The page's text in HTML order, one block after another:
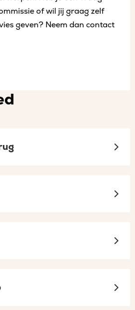
of wil jij graag zelf
geven? Neem dan contact